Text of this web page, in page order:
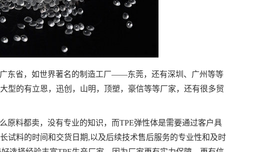
东省，如世界著名的制造工厂——东莞，还有深圳、广州等等
型的有立恩，迅创，山明，顶塑，豪信等等厂家，还有很多贸
原料都卖，没有专业的知识，而TPE弹性体是需要通过客户具
试料的时间和交货日期,以及后续技术售后服务的专业性和及时